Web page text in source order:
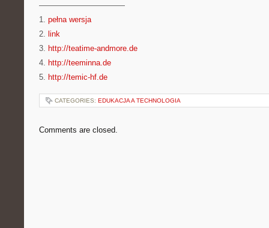
———————————
1. pełna wersja
2. link
3. http://teatime-andmore.de
4. http://teeminna.de
5. http://temic-hf.de
CATEGORIES: EDUKACJA A TECHNOLOGIA
Comments are closed.